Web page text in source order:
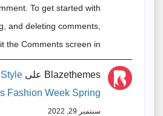
To get started with
and deleting comments,
the Comments screen in…
Blazethemes على
Fashion Week Spring
سبتمبر 29, 2022